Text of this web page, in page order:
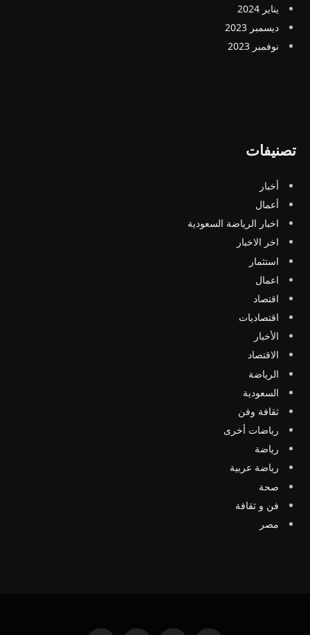
يناير 2024
ديسمبر 2023
نوفمبر 2023
تصنيفات
أخبار
أعمال
اخبار الرياضة السعودية
اخر الاخبار
استثمار
اعمال
اقتصاد
اقتصاديات
الأخبار
الاقتصاد
الرياضة
السعودية
ثقافة وفن
رياضات أخرى
رياضة
رياضة عربية
صحة
فن و ثقافة
مصر